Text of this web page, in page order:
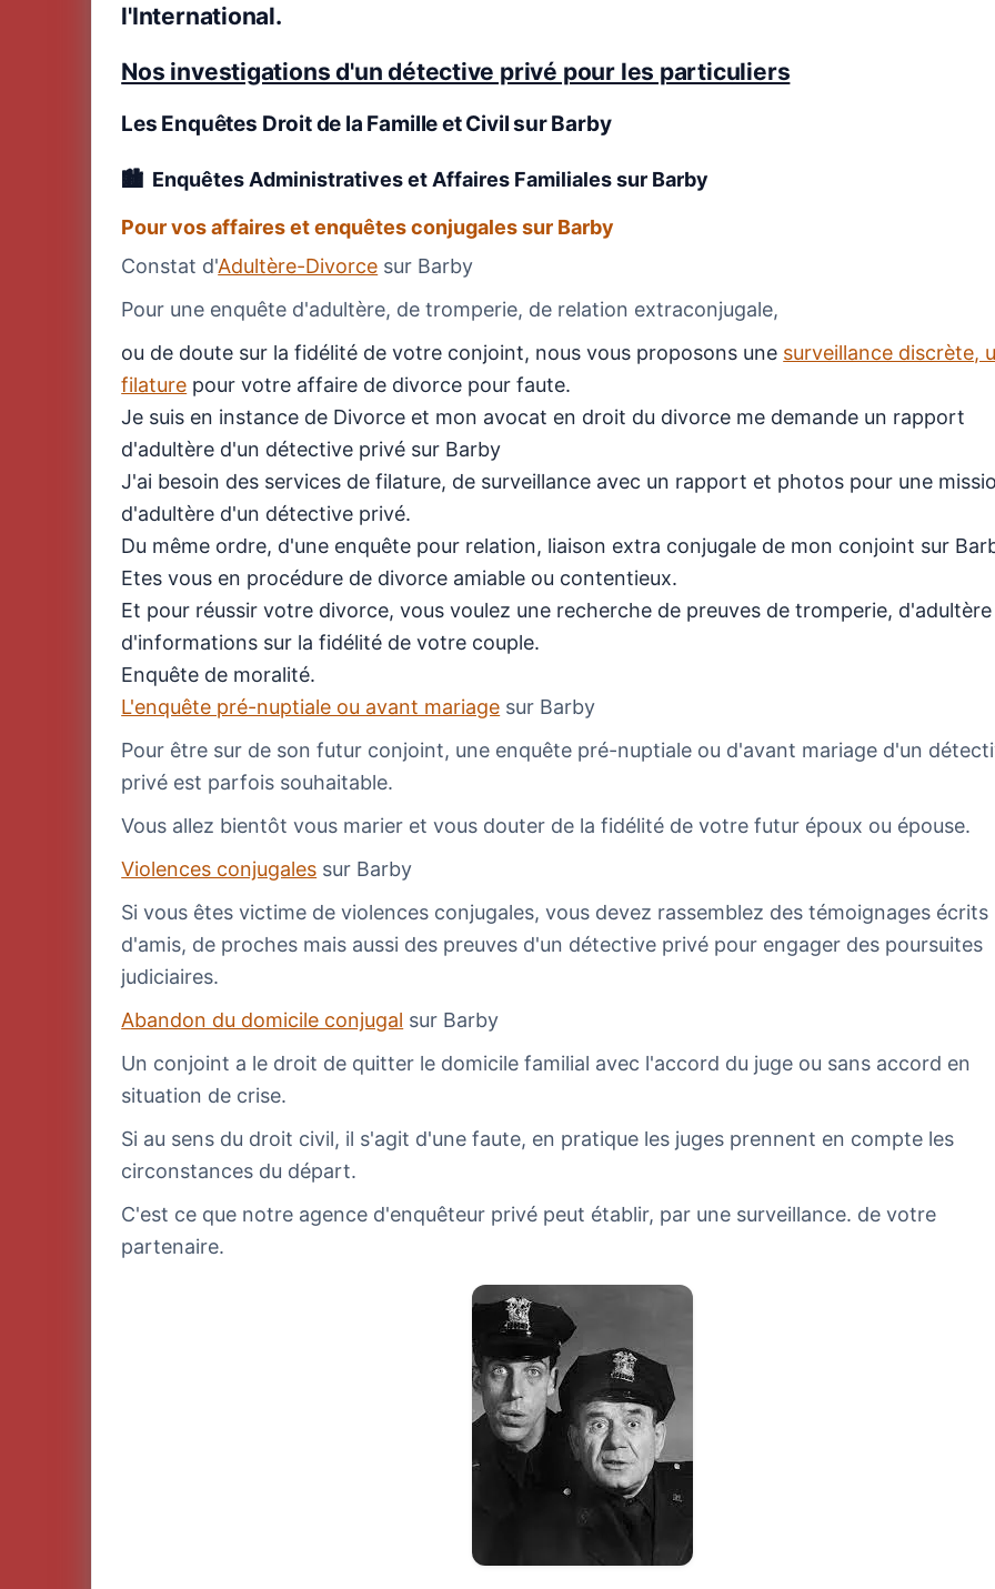
l'International.
Nos investigations d'un détective privé pour les particuliers
Les Enquêtes Droit de la Famille et Civilsur Barby
Enquêtes Administratives et Affaires Familialessur Barby
Pour vos affaires et enquêtes conjugales sur Barby
Constat d'Adultère-Divorce sur Barby
Pour une enquête d'adultère, de tromperie, de relation extraconjugale,
ou de doute sur la fidélité de votre conjoint, nous vous proposons une surveillance discrète,
filature pour votre affaire de divorce pour faute.
Je suis en instance de Divorce et mon avocat en droit du divorce me demande un rapport
d'adultère d'un détective privé sur Barby
J'ai besoin des services de filature, de surveillance avec un rapport et photos pour une
d'adultère d'un détective privé.
Du même ordre, d'une enquête pour relation, liaison extra conjugale de mon conjoint sur
Etes vous en procédure de divorce amiable ou contentieux.
Et pour réussir votre divorce, vous voulez une recherche de preuves de tromperie,
d'informations sur la fidélité de votre couple.
Enquête de moralité.
L'enquête pré-nuptiale ou avant mariage sur Barby
Pour être sur de son futur conjoint, une enquête pré-nuptiale ou d'avant mariage d'un
privé est parfois souhaitable.
Vous allez bientôt vous marier et vous douter de la fidélité de votre futur époux ou épouse.
Violences conjugales sur Barby
Si vous êtes victime de violences conjugales, vous devez rassemblez des témoignages écrits
d'amis, de proches mais aussi des preuves d'un détective privé pour engager des poursuites
judiciaires.
Abandon du domicile conjugal sur Barby
Un conjoint a le droit de quitter le domicile familial avec l'accord du juge ou sans accord en
situation de crise.
Si au sens du droit civil, il s'agit d'une faute, en pratique les juges prennent en compte les
circonstances du départ.
C'est ce que notre agence d'enquêteur privé peut établir, par une surveillance. de votre
partenaire.